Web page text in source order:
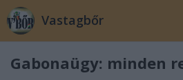
Vastagbőr
Gabonaügy: minden